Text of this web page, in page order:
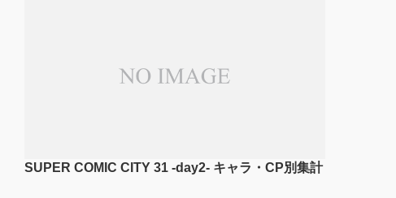
SUPER COMIC CITY 31 -day2- キャラ・CP別集計